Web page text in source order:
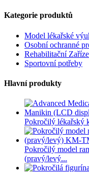
Kategorie produktů
Model lékařské
Osobní ochranné
Rehabilitační
Sportovní potřeby
Hlavní produkty
Pokročilý lékařský
Pokročilý model
(pravý/levý...